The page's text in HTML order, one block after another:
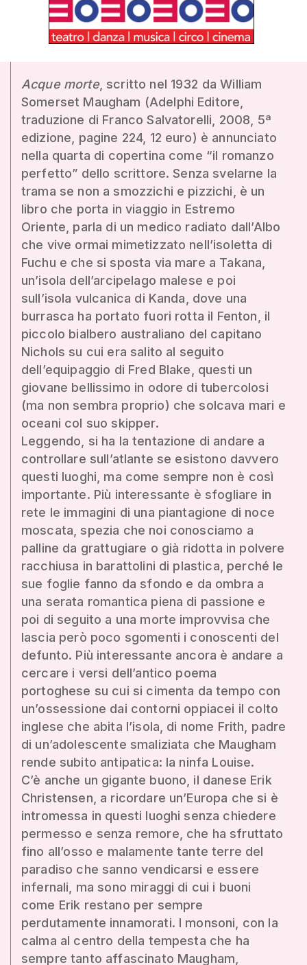
Acque morte, scritto nel 1932 da William
Somerset Maugham (Adelphi Editore,
traduzione di Franco Salvatorelli, 2008, 5ª
edizione, pagine 224, 12 euro) è annunciato
nella quarta di copertina come “il romanzo
perfetto” dello scrittore. Senza svelarne la
trama se non a smozzichi e pizzichi, è un
libro che porta in viaggio in Estremo
Oriente, parla di un medico radiato dall’Albo
che vive ormai mimetizzato nell’isoletta di
Fuchu e che si sposta via mare a Takana,
un’isola dell’arcipelago malese e poi
sull’isola vulcanica di Kanda, dove una
burrasca ha portato fuori rotta il Fenton, il
piccolo bialbero australiano del capitano
Nichols su cui era salito al seguito
dell’equipaggio di Fred Blake, questi un
giovane bellissimo in odore di tubercolosi
(ma non sembra proprio) che solcava mari e
oceani col suo skipper.
Leggendo, si ha la tentazione di andare a
controllare sull’atlante se esistono davvero
questi luoghi, ma come sempre non è così
importante. Più interessante è sfogliare in
rete le immagini di una piantagione di noce
moscata, spezia che noi conosciamo a
palline da grattugiare o già ridotta in polvere
racchiusa in barattolini di plastica, perché le
sue foglie fanno da sfondo e da ombra a
una serata romantica piena di passione e
poi di seguito a una morte improvvisa che
lascia però poco sgomenti i conoscenti del
defunto. Più interessante ancora è andare a
cercare i versi dell’antico poema
portoghese su cui si cimenta da tempo con
un’ossessione dai contorni oppiacei il colto
inglese che abita l’isola, di nome Frith, padre
di un’adolescente smaliziata che Maugham
rende subito antipatica: la ninfa Louise.
C’è anche un gigante buono, il danese Erik
Christensen, a ricordare un’Europa che si è
intromessa in questi luoghi senza chiedere
permesso e senza remore, che ha sfruttato
fino all’osso e malamente tante terre del
paradiso che sanno vendicarsi e essere
infernali, ma sono miraggi di cui i buoni
come Erik restano per sempre
perdutamente innamorati. I monsoni, con la
calma al centro della tempesta che ha
sempre tanto affascinato Maugham,